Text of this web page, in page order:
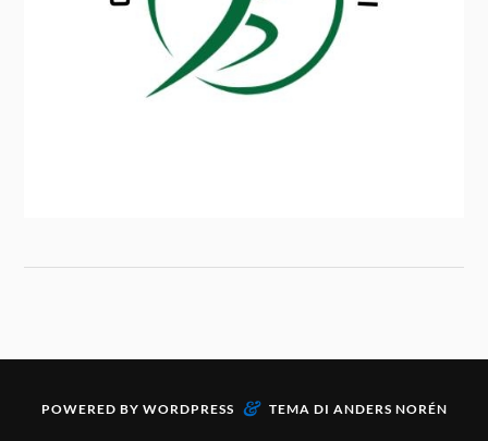
POWERED BY WORDPRESS & TEMA DI ANDERS NORÉN